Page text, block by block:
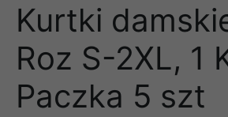
Kurtki
Roz S-2XL, 1
Paczka 5 szt